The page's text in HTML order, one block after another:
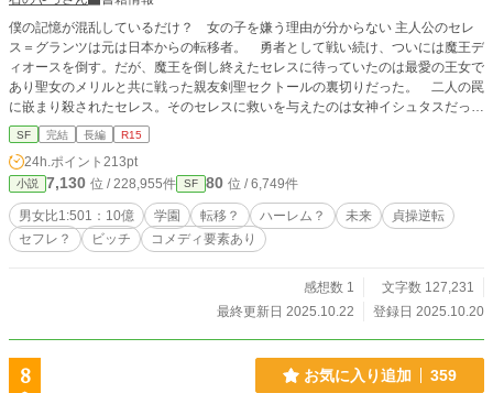
僕の記憶が混乱しているだけ？ 女の子を嫌う理由が分からない 主人公のセレ
ス＝グランツは元は日本からの転移者。 勇者として戦い続け、ついには魔王デ
ィオースを倒す。だが、魔王を倒し終えたセレスに待っていたのは最愛の王女で
あり聖女のメリルと共に戦った親友剣聖セクトールの裏切りだった。 二人の罠
に嵌まり殺されたセレス。そのセレスに救いを与えたのは女神イシュタスだっ
た。 セレスの『恋愛をしたい』という望みを叶える為に再びイシュタスが転移
させたのは正光25年男女比が1対50になった地球だった。 悩んだ末ジャンルをS
Fにしました。 今回、25周年アニバーサリーカップへの応募の為 転移した年号
を 正光25年に変更しました。
SF 完結 長編 R15
24h.ポイント 213pt
小説 7,130 位 / 228,955件 SF 80 位 / 6,749件
男女比1:501：10億 学園 転移？ ハーレム？ 未来
貞操逆転
セフレ？
ビッチ コメディ要素あり
感想数 1
文字数 127,231
最終更新日 2025.10.22
登録日 2025.10.20
8 お気に入り追加 359